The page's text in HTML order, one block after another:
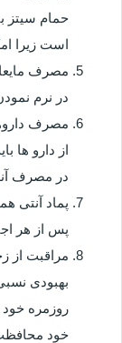
حمام سیتز
است زیرا
مصرف
در نرم
مصرف
از دارو ها
در مصرف
پماد آنتی
پس از هر
مراقبت از
بهبودی
روزمره خود
خود